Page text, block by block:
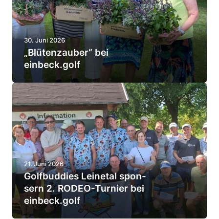
e
h
­
r
z
a
h
l
b
e
i
d
t
e
n
a
u
b
e
r
“
b
e
i
30. Juni 2026
„Blüten­zauber“ bei
einbeck.golf
o
f
b
­
21. Juni 2026
Golf­bud­dies Leinetal spon­
sern 2. RODEO-Turnier bei
einbeck.golf